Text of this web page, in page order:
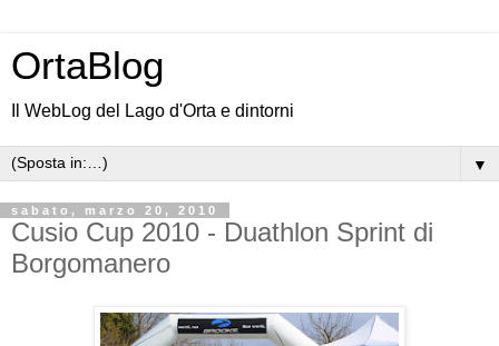
OrtaBlog
Il WebLog del Lago d'Orta e dintorni
▼
sabato, marzo 20, 2010
Cusio Cup 2010 - Duathlon Sprint di
Borgomanero